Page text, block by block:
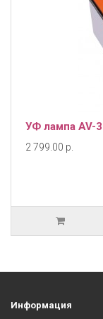
УФ лампа AV-
2 799.00 р.
Информация